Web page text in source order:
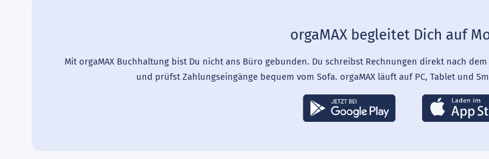
orgaMAX begleitet Dich auf
Mit orgaMAX Buchhaltung bist Du nicht ans Büro gebunden. Du schreibst Rechnungen direkt nach
und prüfst Zahlungseingänge bequem vom Sofa. orgaMAX läuft auf PC, Tablet und